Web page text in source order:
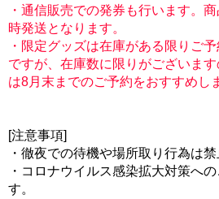
・通信販売での発券も行います。
時発送となります。
・限定グッズは在庫がある限りご
ですが、在庫数に限りがございま
は8月末までのご予約をおすすめし
[注意事項]
・徹夜での待機や場所取り行為は
・コロナウイルス感染拡大対策へ
す。